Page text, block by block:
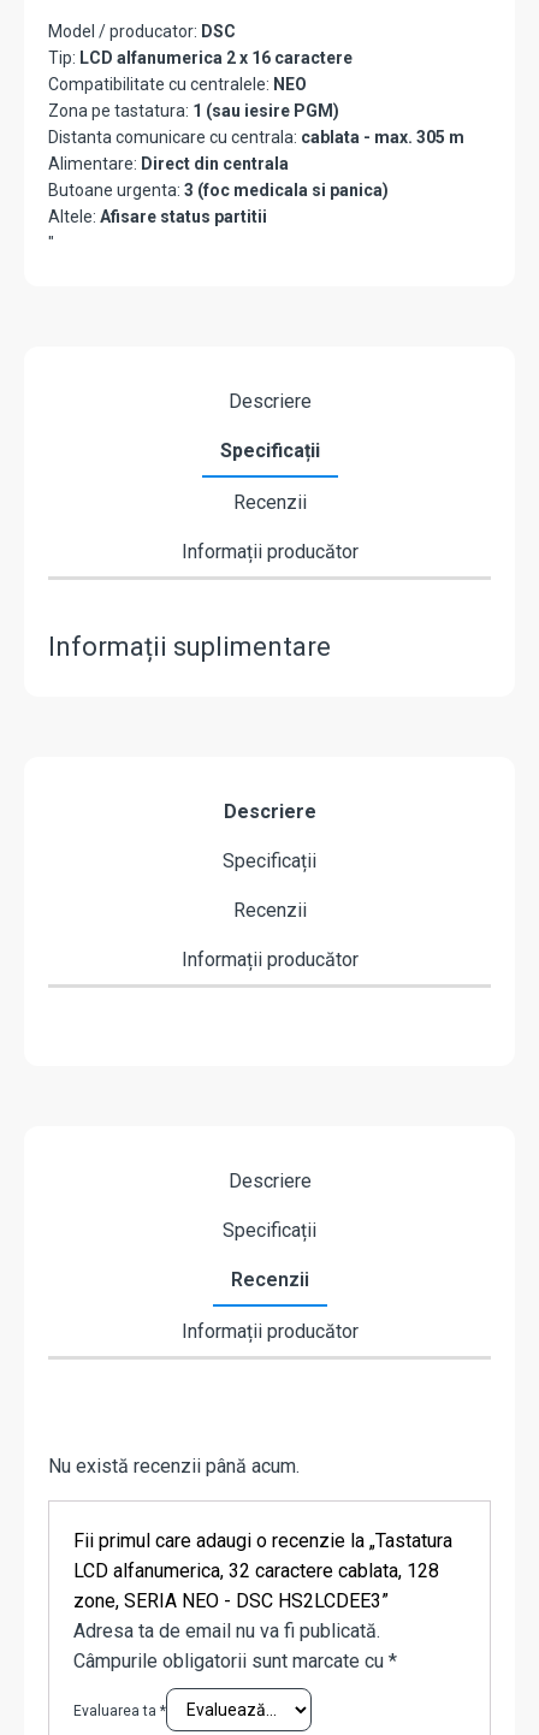
Model / producator: DSC
Tip: LCD alfanumerica 2 x 16 caractere
Compatibilitate cu centralele: NEO
Zona pe tastatura: 1 (sau iesire PGM)
Distanta comunicare cu centrala: cablata - max. 305 m
Alimentare: Direct din centrala
Butoane urgenta: 3 (foc medicala si panica)
Altele: Afisare status partitii
"
Descriere
Specificații
Recenzii
Informații producător
Informații suplimentare
Descriere
Specificații
Recenzii
Informații producător
Descriere
Specificații
Recenzii
Informații producător
Nu există recenzii până acum.
Fii primul care adaugi o recenzie la „Tastatura
LCD alfanumerica, 32 caractere cablata, 128
zone, SERIA NEO - DSC HS2LCDEE3”
Adresa ta de email nu va fi publicată.
Câmpurile obligatorii sunt marcate cu *
Evaluarea ta *